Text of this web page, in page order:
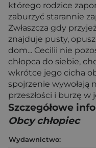
którego rodzice
zaburzyć starannie
Zwłaszcza gdy
znajduje pusty,
dom... Cecilii nie
chłopca do siebie,
wkrótce jego cicha
spojrzenie wywołają
przeszłości i burzę w
Szczegółowe
Obcy chłopiec
Wydawnictwo: